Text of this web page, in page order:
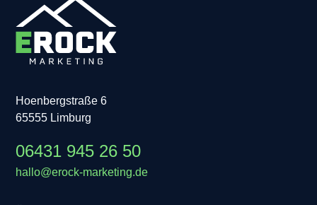
Hoenbergstraße 6
65555 Limburg
06431 945 26 50
hallo@erock-marketing.de